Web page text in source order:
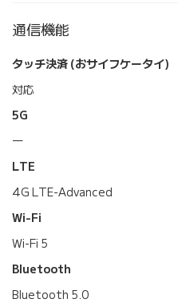
通信機能
タッチ決済 (おサイフケータイ)
対応
5G
―
LTE
4G LTE-Advanced
Wi-Fi
Wi-Fi 5
Bluetooth
Bluetooth 5.0